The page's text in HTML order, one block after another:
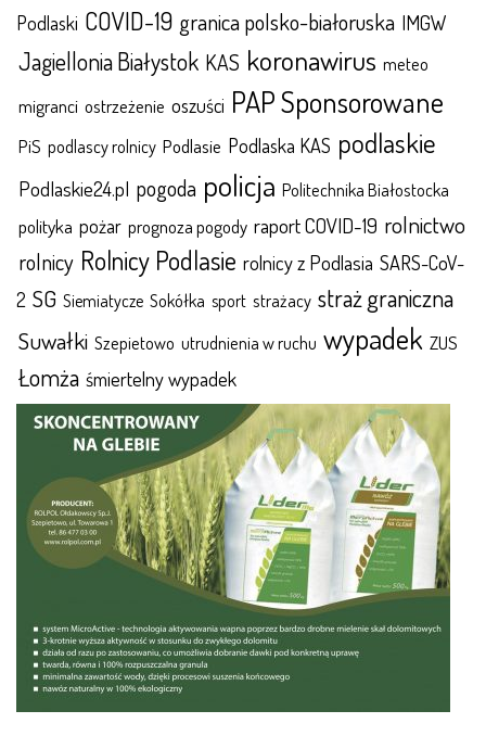
Podlaski COVID-19 granica polsko-białoruska IMGW
Jagiellonia Białystok KAS koronawirus meteo
migranci ostrzeżenie oszuści PAP Sponsorowane
PiS podlascy rolnicy Podlasie Podlaska KAS podlaskie
Podlaskie24.pl pogoda policja Politechnika Białostocka
polityka pożar prognoza pogody raport COVID-19 rolnictwo
rolnicy Rolnicy Podlasie rolnicy z Podlasia SARS-CoV-
2 SG Siemiatycze Sokółka sport strażacy straż graniczna
Suwałki Szepietowo utrudnienia w ruchu wypadek ZUS
Łomża śmiertelny wypadek